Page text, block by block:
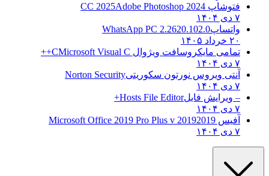
فتوشاپ CC 2025Adobe Photoshop 2024
واتساپWhatsApp PC 2.2620.102.0
تمامی مایکروسافت ویژوال CMicrosoft Visual C++
آنتی ویروس نورتون سکوریتیNorton Security
– ویرایش فایلHosts File Editor+
آفیس 20192019 Microsoft Office 2019 Pro Plus v